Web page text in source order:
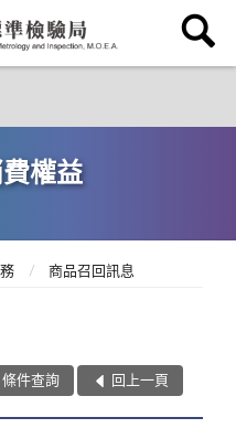
權益
商品召回訊息
條件查詢 回上一頁